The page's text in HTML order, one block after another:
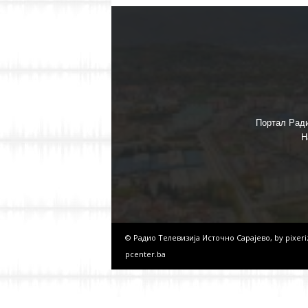
Портал
© Радио Телевизија Источно Сарајево, by
pcenter.ba